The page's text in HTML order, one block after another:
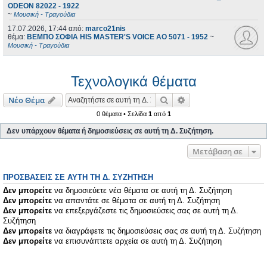
ODEON 82022 - 1922
~ Μουσική - Τραγούδια
17.07.2026, 17:44 από: marco21nis
θέμα: ΒΕΜΠΟ ΣΟΦΙΑ HIS MASTER'S VOICE AO 5071 - 1952 ~
Μουσική - Τραγούδια
Τεχνολογικά θέματα
Νέο Θέμα Αναζήτηση
0 θέματα • Σελίδα 1από 1
Δεν υπάρχουν θέματα ή δημοσιεύσεις σε αυτή τη Δ. Συζήτηση.
Μετάβαση σε
ΠΡΟΣΒΆΣΕΙΣ ΣΕ ΑΥΤΉ ΤΗ Δ. ΣΥΖΉΤΗΣΗ
Δεν μπορείτε να δημοσιεύετε νέα θέματα σε αυτή τη Δ. Συζήτηση
Δεν μπορείτε να απαντάτε σε θέματα σε αυτή τη Δ. Συζήτηση
Δεν μπορείτε να επεξεργάζεστε τις δημοσιεύσεις σας σε αυτή τη Δ.
Συζήτηση
Δεν μπορείτε να διαγράφετε τις δημοσιεύσεις σας σε αυτή τη Δ. Συζήτηση
Δεν μπορείτε να επισυνάπτετε αρχεία σε αυτή τη Δ. Συζήτηση